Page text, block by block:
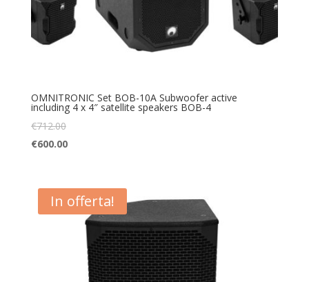
OMNITRONIC Set BOB-10A Subwoofer active
including 4 x 4″ satellite speakers BOB-4
€712.00
€600.00
In offerta!